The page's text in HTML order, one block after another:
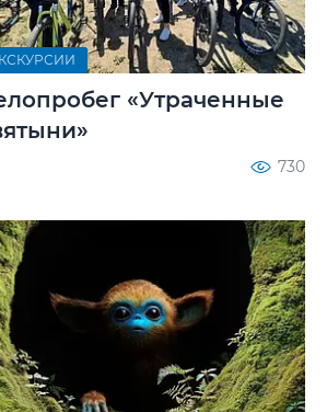
«Утраченные
730